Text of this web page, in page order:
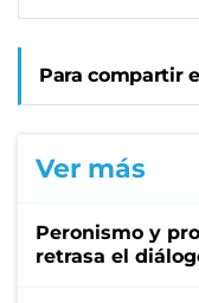
Para compartir
Ver más
Peronismo y
retrasa el